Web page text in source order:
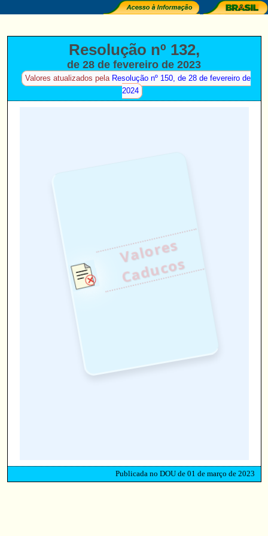
V
al
o
r
e
s
C
a
d
u
c
o
s
Resolução nº 132,
de 28 de fevereiro de 2023
Valores atualizados pela Resolução nº 150, de 28 de fevereiro de
2024 )
Publicada no DOU de 01 de março de 2023